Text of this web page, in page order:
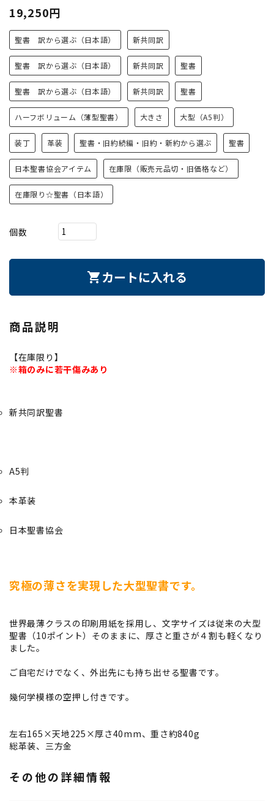
19,250円
聖書 訳から選ぶ（日本語） 新共同訳
聖書 訳から選ぶ（日本語） 新共同訳 聖書
聖書 訳から選ぶ（日本語） 新共同訳 聖書
ハーフボリューム（薄型聖書） 大きさ 大型（A5判）
装丁 革装 聖書・旧約続編・旧約・新約から選ぶ 聖書
日本聖書協会アイテム 在庫限（販売元品切・旧価格など）
在庫限り☆聖書（日本語）
個数
shopping_cart カートに入れる
商品説明
【在庫限り】
※箱のみに若干傷みあり
新共同訳聖書
A5判
本革装
日本聖書協会
究極の薄さを実現した大型聖書です。
世界最薄クラスの印刷用紙を採用し、文字サイズは従来の大型
聖書（10ポイント）そのままに、厚さと重さが４割も軽くなり
ました。
ご自宅だけでなく、外出先にも持ち出せる聖書です。
幾何学模様の空押し付きです。
左右165×天地225×厚さ40mm、重さ約840g
総革装、三方金
その他の詳細情報